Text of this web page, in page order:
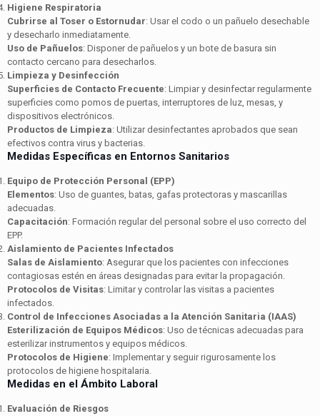
Higiene Respiratoria
Cubrirse al Toser o Estornudar: Usar el codo o un pañuelo desechable
y desecharlo inmediatamente.
Uso de Pañuelos: Disponer de pañuelos y un bote de basura sin
contacto cercano para desecharlos.
Limpieza y Desinfección
Superficies de Contacto Frecuente: Limpiar y desinfectar regularmente
superficies como pomos de puertas, interruptores de luz, mesas, y
dispositivos electrónicos.
Productos de Limpieza: Utilizar desinfectantes aprobados que sean
efectivos contra virus y bacterias.
Medidas Específicas en Entornos Sanitarios
Equipo de Protección Personal (EPP)
Elementos: Uso de guantes, batas, gafas protectoras y mascarillas
adecuadas.
Capacitación: Formación regular del personal sobre el uso correcto del
EPP.
Aislamiento de Pacientes Infectados
Salas de Aislamiento: Asegurar que los pacientes con infecciones
contagiosas estén en áreas designadas para evitar la propagación.
Protocolos de Visitas: Limitar y controlar las visitas a pacientes
infectados.
Control de Infecciones Asociadas a la Atención Sanitaria (IAAS)
Esterilización de Equipos Médicos: Uso de técnicas adecuadas para
esterilizar instrumentos y equipos médicos.
Protocolos de Higiene: Implementar y seguir rigurosamente los
protocolos de higiene hospitalaria.
Medidas en el Ámbito Laboral
Evaluación de Riesgos